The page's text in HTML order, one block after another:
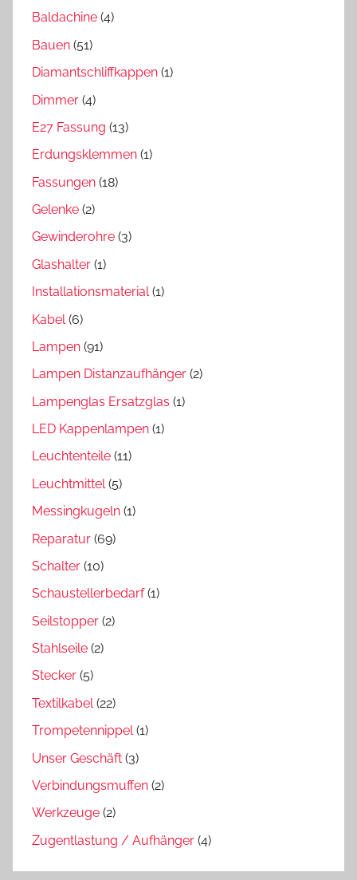
Baldachine (4)
Bauen (51)
Diamantschliffkappen (1)
Dimmer (4)
E27 Fassung (13)
Erdungsklemmen (1)
Fassungen (18)
Gelenke (2)
Gewinderohre (3)
Glashalter (1)
Installationsmaterial(1)
Kabel (6)
Lampen (91)
Lampen Distanzaufhänger (2)
Lampenglas Ersatzglas (1)
LED Kappenlampen (1)
Leuchtenteile (11)
Leuchtmittel(5)
Messingkugeln (1)
Reparatur (69)
Schalter (10)
Schaustellerbedarf(1)
Seilstopper (2)
Stahlseile (2)
Stecker (5)
Textilkabel(22)
Trompetennippel(1)
Unser Geschäft (3)
Verbindungsmuffen (2)
Werkzeuge (2)
Zugentlastung / Aufhänger (4)